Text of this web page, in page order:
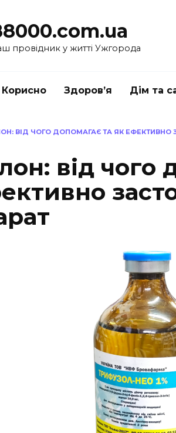
провідник у житті Ужгорода
Корисно Здоров’я Дім та
ВІД ЧОГО ДОПОМАГАЄ ТА ЯК ЕФЕКТИВНО
від чого